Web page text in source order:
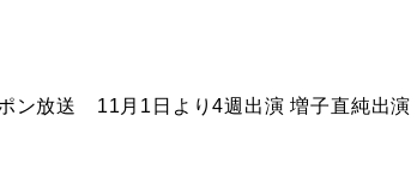
ン放送 11月1日より4週出演 増子直純出演